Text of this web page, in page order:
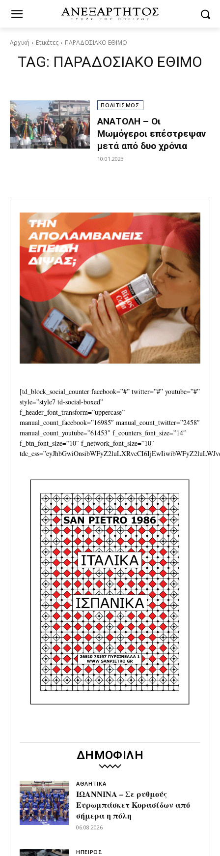
Αρχική Ετικέτες ΠΑΡΑΔΟΣΙΑΚΟ ΕΘΙΜΟ
TAG: ΠΑΡΑΔΟΣΙΑΚΟ ΕΘΙΜΟ
ΠΟΛΙΤΙΣΜΟΣ
ΑΝΑΤΟΛΗ – Οι
Μωμόγεροι επέστρεψαν
μετά από δυο χρόνια
10.01.2023
[td_block_social_counter facebook=”#” twitter=”#” youtube=”#”
style=”style7 td-social-boxed”
f_header_font_transform=”uppercase”
manual_count_facebook=”16985″ manual_count_twitter=”2458″
manual_count_youtube=”61453″ f_counters_font_size=”14″
f_btn_font_size=”10″ f_network_font_size=”10″
ΔΗΜΟΦΙΛΗ
ΑΘΛΗΤΙΚΑ
ΙΩΑΝΝΙΝΑ – Σε ρυθμούς
Ευρωμπάσκετ Κορασίδων από
σήμερα η πόλη
06.08.2026
ΗΠΕΙΡΟΣ